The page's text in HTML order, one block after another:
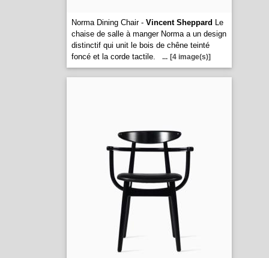
Norma Dining Chair - Vincent Sheppard Le
chaise de salle à manger Norma a un design
distinctif qui unit le bois de chêne teinté
foncé et la corde tactile.
... [4 image(s)]